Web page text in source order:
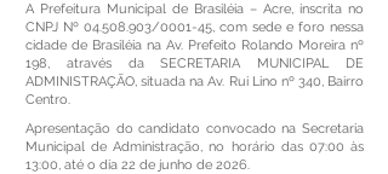
A Prefeitura Municipal de Brasiléia – Acre, inscrita no
CNPJ Nº 04.508.903/0001-45, com sede e foro nessa
cidade de Brasiléia na Av. Prefeito Rolando Moreira nº
198, através da SECRETARIA MUNICIPAL DE
ADMINISTRAÇÃO, situada na Av. Rui Lino nº 340, Bairro
Centro.
Apresentação do candidato convocado na Secretaria
Municipal de Administração, no horário das 07:00 às
13:00, até o dia 22 de junho de 2026.